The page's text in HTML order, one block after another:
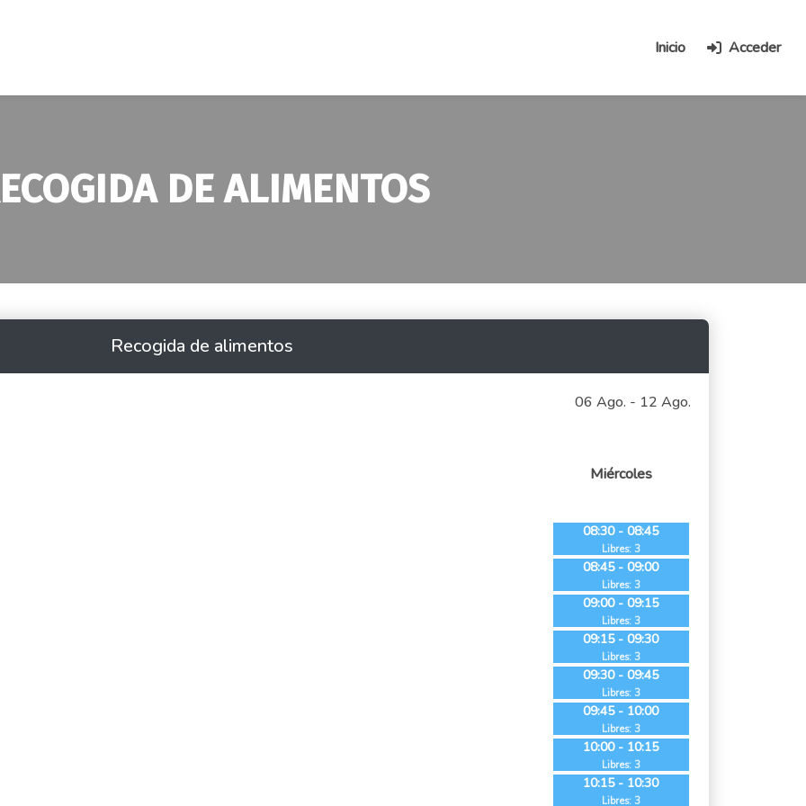
Inicio Acceder
DE ALIMENTOS
Recogida de alimentos
06 Ago. - 12 Ago.
Miércoles
08:30 - 08:45
Libres: 3
08:45 - 09:00
Libres: 3
09:00 - 09:15
Libres: 3
09:15 - 09:30
Libres: 3
09:30 - 09:45
Libres: 3
09:45 - 10:00
Libres: 3
10:00 - 10:15
Libres: 3
10:15 - 10:30
Libres: 3